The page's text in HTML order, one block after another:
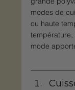
modes de
ou haute
mode